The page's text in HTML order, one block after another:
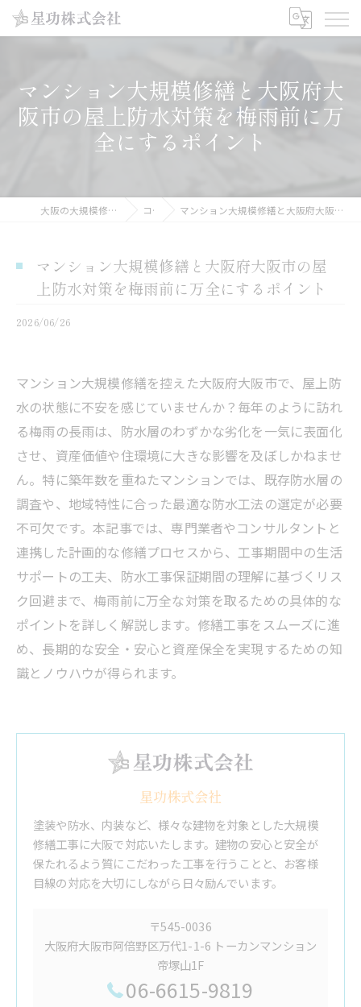
マンション大規模修繕と大阪府大
阪市の屋上防水対策を梅雨前に万
全にするポイント
大阪の大規模修繕工事なら星功株式会社 コラム マンション大規模修繕と大阪府大阪市の屋上防水対策を梅雨前に万全にするポイント
マンション大規模修繕と大阪府大阪市の屋
上防水対策を梅雨前に万全にするポイント
2026/06/26
マンション大規模修繕を控えた大阪府大阪市で、屋上防
水の状態に不安を感じていませんか？毎年のように訪れ
る梅雨の長雨は、防水層のわずかな劣化を一気に表面化
させ、資産価値や住環境に大きな影響を及ぼしかねませ
ん。特に築年数を重ねたマンションでは、既存防水層の
調査や、地域特性に合った最適な防水工法の選定が必要
不可欠です。本記事では、専門業者やコンサルタントと
連携した計画的な修繕プロセスから、工事期間中の生活
サポートの工夫、防水工事保証期間の理解に基づくリス
ク回避まで、梅雨前に万全な対策を取るための具体的な
ポイントを詳しく解説します。修繕工事をスムーズに進
め、長期的な安全・安心と資産保全を実現するための知
識とノウハウが得られます。
星功株式会社
塗装や防水、内装など、様々な建物を対象とした大規模
修繕工事に大阪で対応いたします。建物の安心と安全が
保たれるよう質にこだわった工事を行うことと、お客様
目線の対応を大切にしながら日々励んでいます。
〒545-0036
大阪府大阪市阿倍野区万代1-1-6 トーカンマンション
帝塚山1F
06-6615-9819